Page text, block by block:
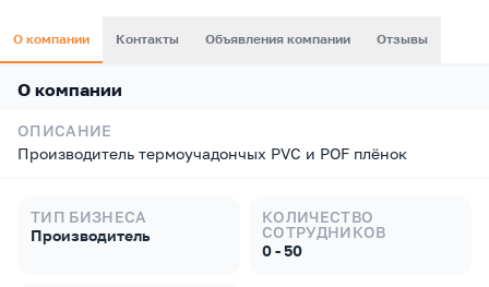
О компании Контакты Объявления компании Отзывы
О компании
ОПИСАНИЕ
Производитель термоучадончых PVC и POF плёнок
ТИП БИЗНЕСА
Производитель
КОЛИЧЕСТВО
СОТРУДНИКОВ
0 - 50